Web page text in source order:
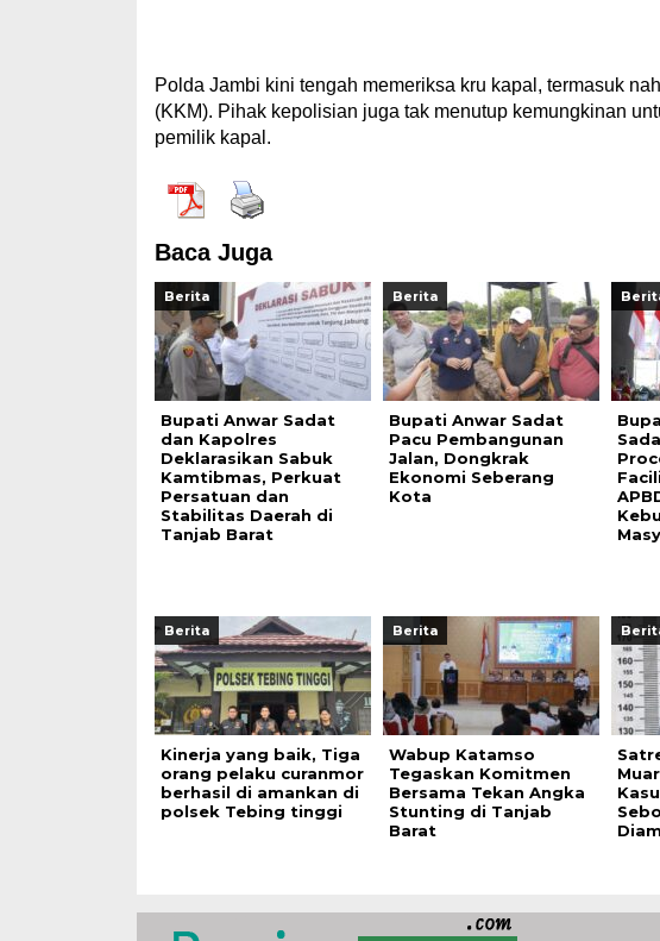
Polda Jambi kini tengah memeriksa kru kapal, termasuk
(KKM). Pihak kepolisian juga tak menutup kemungkinan
pemilik kapal.
Baca Juga
Berita
Bupati Anwar Sadat
dan Kapolres
Deklarasikan Sabuk
Kamtibmas, Perkuat
Persatuan dan
Stabilitas Daerah di
Tanjab Barat
Berita
Bupati Anwar Sadat
Pacu Pembangunan
Jalan, Dongkrak
Ekonomi Seberang
Kota
Berita
Kinerja yang baik, Tiga
orang pelaku curanmor
berhasil di amankan di
polsek Tebing tinggi
Berita
Wabup Katamso
Tegaskan Komitmen
Bersama Tekan Angka
Stunting di Tanjab
Barat